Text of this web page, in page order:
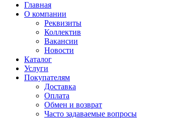
Главная
О компании
Реквизиты
Коллектив
Вакансии
Новости
Каталог
Услуги
Покупателям
Доставка
Оплата
Обмен и возврат
Часто задаваемые вопросы